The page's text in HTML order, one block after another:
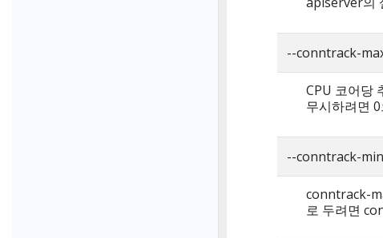
--conntrack-
CPU 코어당
무시하려면
--conntrack-
conntrack-
로 두려면